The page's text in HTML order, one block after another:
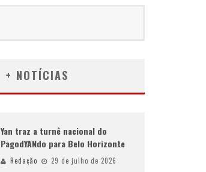
+ NOTÍCIAS
Yan traz a turnê nacional do
PagodYANdo para Belo Horizonte
Redação 29 de julho de 2026